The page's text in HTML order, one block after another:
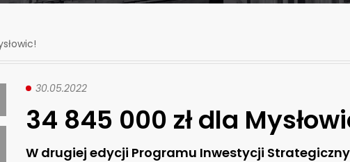
30.05.2022
34 845 000 zł dla
W drugiej edycji Programu Inwestycji